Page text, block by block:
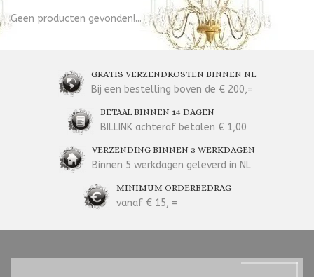
Geen producten gevonden!...
GRATIS VERZENDKOSTEN BINNEN NL
Bij een bestelling boven de € 200,=
BETAAL BINNEN 14 DAGEN
BILLINK achteraf betalen € 1,00
VERZENDING BINNEN 3 WERKDAGEN
Binnen 5 werkdagen geleverd in NL
MINIMUM ORDERBEDRAG
vanaf € 15, =